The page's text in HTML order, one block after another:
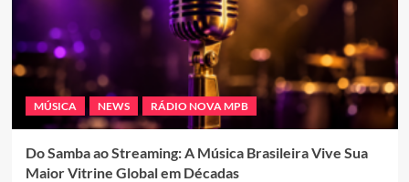
MÚSICA NEWS RÁDIO NOVA MPB
Do Samba ao Streaming: A Música Brasileira Vive Sua
Maior Vitrine Global em Décadas